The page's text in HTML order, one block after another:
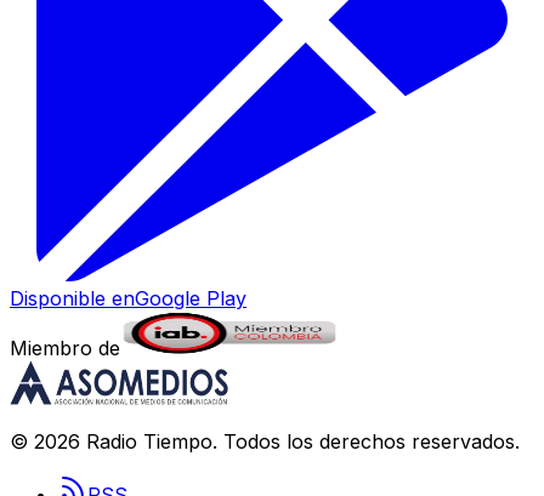
Disponible enGoogle Play
Miembro de
© 2026 Radio Tiempo. Todos los derechos reservados.